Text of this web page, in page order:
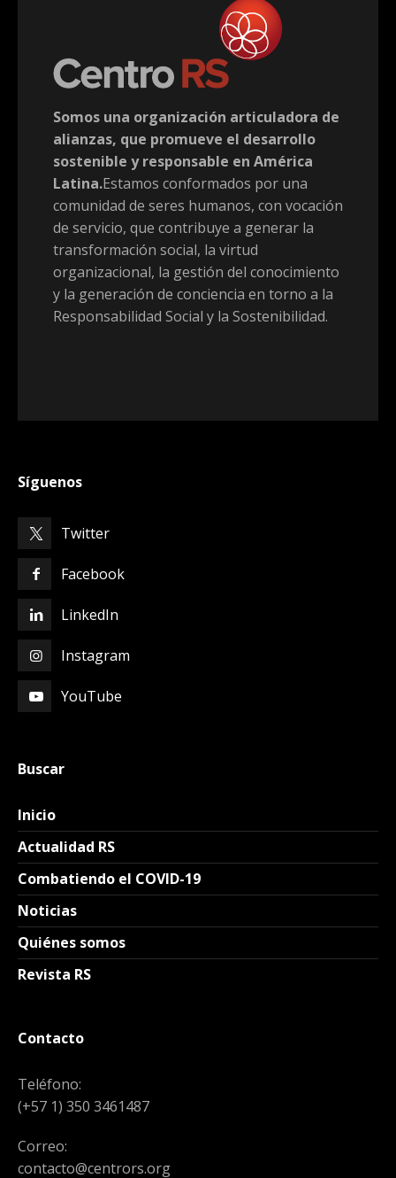
Somos una organización articuladora de
alianzas, que promueve el desarrollo
sostenible y responsable en América
Latina.Estamos conformados por una
comunidad de seres humanos, con vocación
de servicio, que contribuye a generar la
transformación social, la virtud
organizacional, la gestión del conocimiento
y la generación de conciencia en torno a la
Responsabilidad Social y la Sostenibilidad.
Síguenos
Twitter
Facebook
LinkedIn
Instagram
YouTube
Buscar
Inicio
Actualidad RS
Combatiendo el COVID-19
Noticias
Quiénes somos
Revista RS
Contacto
Teléfono:
(+57 1) 350 3461487
Correo:
contacto@centrors.org